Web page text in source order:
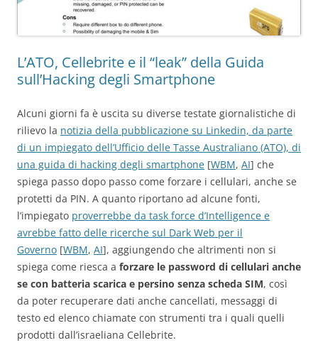
L’ATO, Cellebrite e il “leak” della Guida
sull’Hacking degli Smartphone
Alcuni giorni fa è uscita su diverse testate giornalistiche di
rilievo la notizia della pubblicazione su Linkedin, da parte
di un impiegato dell’Ufficio delle Tasse Australiano (ATO), di
una guida di hacking degli smartphone [WBM, AI] che
spiega passo dopo passo come forzare i cellulari, anche se
protetti da PIN. A quanto riportano ad alcune fonti,
l’impiegato proverrebbe da task force d’Intelligence e
avrebbe fatto delle ricerche sul Dark Web per il
Governo [WBM, AI], aggiungendo che altrimenti non si
spiega come riesca a forzare le password di cellulari anche
se con batteria scarica e persino senza scheda SIM, così
da poter recuperare dati anche cancellati, messaggi di
testo ed elenco chiamate con strumenti tra i quali quelli
prodotti dall’israeliana Cellebrite.